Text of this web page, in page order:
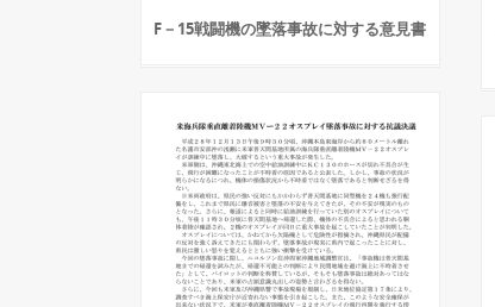
F－15戦闘機の墜落事故に対する意見書